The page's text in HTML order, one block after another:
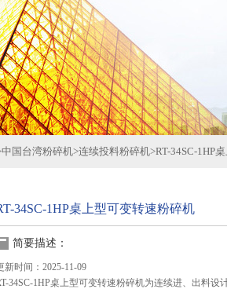
中国台湾粉碎机>连续投料粉碎机>RT-34SC-1HP
34SC-1HP桌上型可变转速粉碎机
简要描述：
新时间：2025-11-09
34SC-1HP桌上型可变转速粉碎机为连续进、出料设